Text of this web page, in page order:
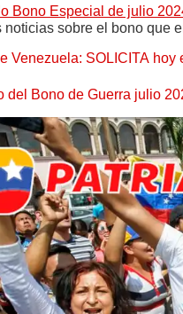
Bono Especial de julio
noticias sobre el bono que
Venezuela: SOLICITA
del Bono de Guerra julio